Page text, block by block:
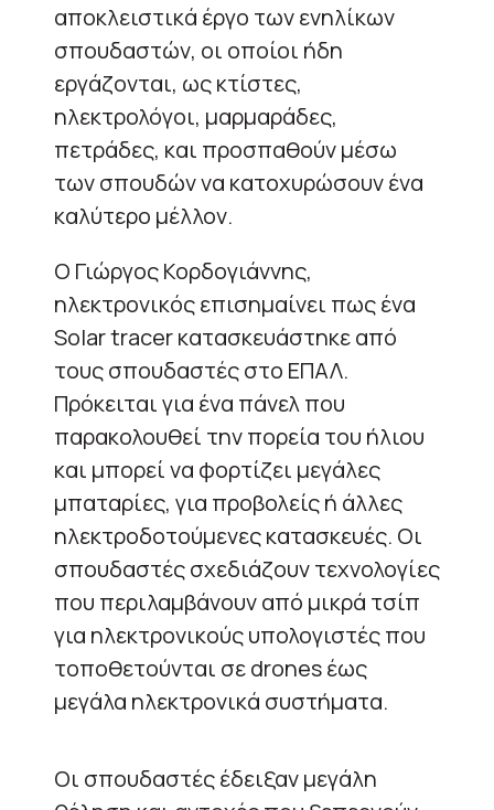
αποκλειστικά έργο των ενηλίκων
σπουδαστών, οι οποίοι ήδη
εργάζονται, ως κτίστες,
ηλεκτρολόγοι, μαρμαράδες,
πετράδες, και προσπαθούν μέσω
των σπουδών να κατοχυρώσουν ένα
καλύτερο μέλλον.
Ο Γιώργος Κορδογιάννης,
ηλεκτρονικός επισημαίνει πως ένα
Solar tracer κατασκευάστηκε από
τους σπουδαστές στο ΕΠΑΛ.
Πρόκειται για ένα πάνελ που
παρακολουθεί την πορεία του ήλιου
και μπορεί να φορτίζει μεγάλες
μπαταρίες, για προβολείς ή άλλες
ηλεκτροδοτούμενες κατασκευές. Οι
σπουδαστές σχεδιάζουν τεχνολογίες
που περιλαμβάνουν από μικρά τσίπ
για ηλεκτρονικούς υπολογιστές που
τοποθετούνται σε drones έως
μεγάλα ηλεκτρονικά συστήματα.
Οι σπουδαστές έδειξαν μεγάλη